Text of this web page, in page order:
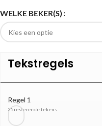
WELKE BEKER(S)
Tekstregels
Regel 1
25resterende tekens